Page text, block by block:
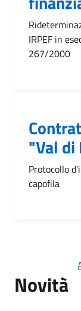
IRPEF in
267/2000
"Val di
Protocollo
capofila
Novità